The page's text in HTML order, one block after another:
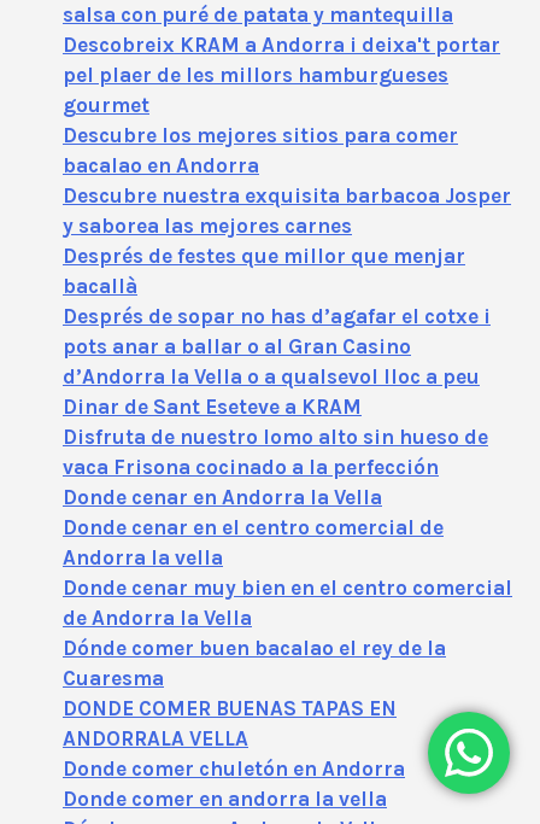
salsa con puré de patata y mantequilla
Descobreix KRAM a Andorra i deixa't portar
pel plaer de les millors hamburgueses
gourmet
Descubre los mejores sitios para comer
bacalao en Andorra
Descubre nuestra exquisita barbacoa Josper
y saborea las mejores carnes
Després de festes que millor que menjar
bacallà
Després de sopar no has d’agafar el cotxe i
pots anar a ballar o al Gran Casino
d’Andorra la Vella o a qualsevol lloc a peu
Dinar de Sant Eseteve a KRAM
Disfruta de nuestro lomo alto sin hueso de
vaca Frisona cocinado a la perfección
Donde cenar en Andorra la Vella
Donde cenar en el centro comercial de
Andorra la vella
Donde cenar muy bien en el centro comercial
de Andorra la Vella
Dónde comer buen bacalao el rey de la
Cuaresma
DONDE COMER BUENAS TAPAS EN
ANDORRALA VELLA
Donde comer chuletón en Andorra
Donde comer en andorra la vella